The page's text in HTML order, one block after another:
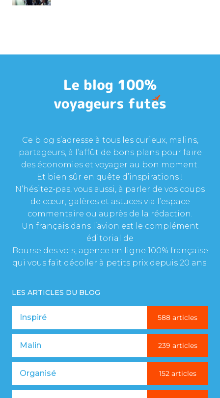
Ce blog s’adresse à tous les curieux, malins,
partageurs, à l’affût de bons plans pour faire
des économies et voyager au bon moment.
Et bien sûr en quête d’inspirations !
N’hésitez-pas, vous aussi, à parler de vos coups
de cœur, galères et astuces via l’espace
commentaire ou auprès de la rédaction.
Un français dans l’avion est le complément
éditorial de
Bourse des vols, agence en ligne 100% française
qui vous fait décoller à petits prix depuis 20 ans.
LES ARTICLES DU BLOG
Inspiré 588 articles
Malin 239 articles
Organisé 152 articles